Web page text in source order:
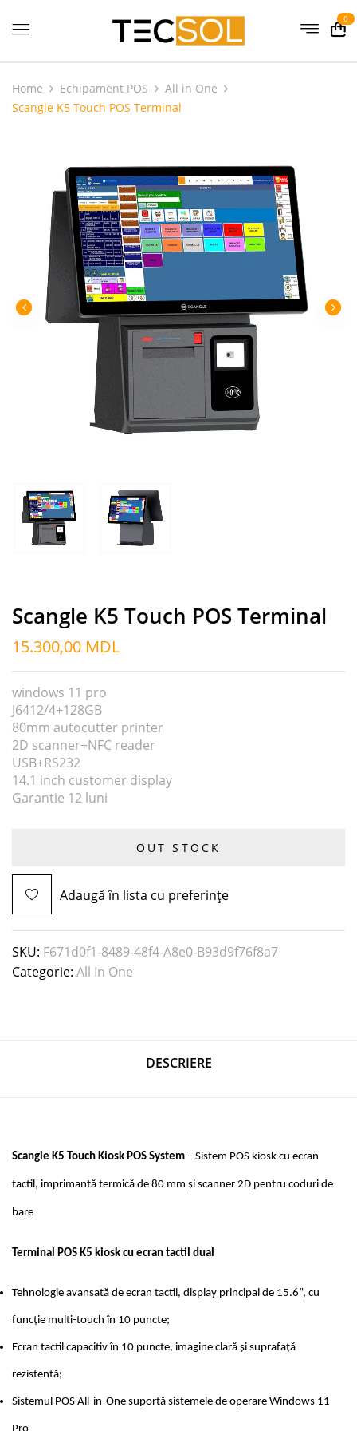
0
Home Echipament POS
All in One
Scangle K5 Touch POS Terminal
Scangle K5 Touch POS Terminal
15.300,00 MDL
windows 11 pro
J6412/4+128GB
80mm autocutter printer
2D scanner+NFC reader
USB+RS232
14.1 inch customer display
Garantie 12 luni
OUT STOCK
Adaugă în lista cu preferințe
SKU: F671d0f1-8489-48f4-A8e0-B93d9f76f8a7
Categorie: All In One
DESCRIERE
Scangle K5 Touch Kiosk POS System – Sistem POS kiosk cu ecran
tactil, imprimantă termică de 80 mm și scanner 2D pentru coduri de
bare
Terminal POS K5 kiosk cu ecran tactil dual
Tehnologie avansată de ecran tactil, display principal de 15.6”, cu
funcție multi-touch în 10 puncte;
Ecran tactil capacitiv în 10 puncte, imagine clară și suprafață
rezistentă;
Sistemul POS All-in-One suportă sistemele de operare Windows 11